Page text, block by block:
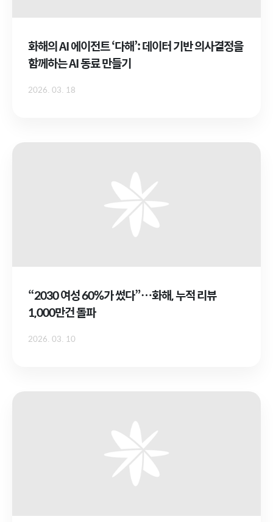
화해의 AI 에이전트 ‘다해’: 데이터 기반 의사결정을
함께하는 AI 동료 만들기
2026. 03. 18
“2030 여성 60%가 썼다”…화해, 누적 리뷰
1,000만건 돌파
2026. 03. 10